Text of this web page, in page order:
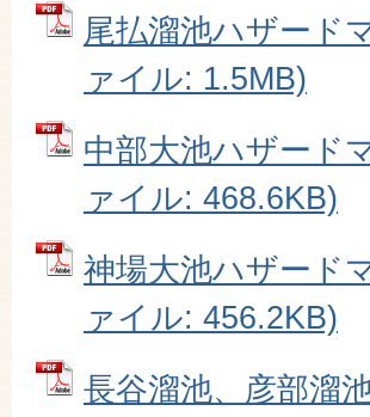
尾払溜池ハザード
ァイル: 1.5MB)
中部大池ハザード
ァイル: 468.6KB)
神場大池ハザード
ァイル: 456.2KB)
長谷溜池、彦部溜